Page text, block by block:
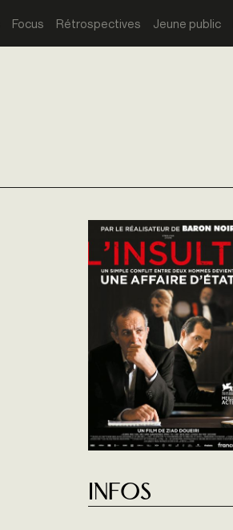
Focus Rétrospectives Jeune public
Infos